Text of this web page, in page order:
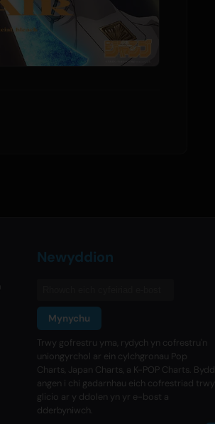
Newyddion
Mynychu
Trwy gofrestru yma, rydych yn cofrestru'n
uniongyrchol ar ein cylchgronau Pop
Charts, Japan Charts, a K-POP Charts. Bydd
angen i chi gadarnhau eich cofrestriad trwy
glicio ar y ddolen yn yr e-bost a
dderbyniwch.